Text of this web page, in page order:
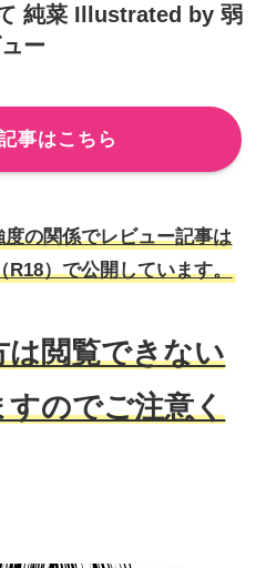
純菜 Illustrated by 弱
ー
事はこちら
の関係でレビュー記事は
）で公開しています。
閲覧できない
のでご注意く